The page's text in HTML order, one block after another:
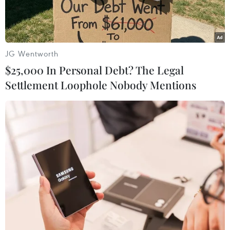
Jersey.
Trụ sở Samsung Electronics tại Seoul, Hàn Quốc. (Ảnh:
Yonhap/TTXVN)
Samsung Electronics xác nhận sẽ chuyển trụ sở
chính tại Mỹ từ thành phố Englewood Cliffs,
JG Wentworth
$25,000 In Personal Debt? The Legal
Settlement Loophole Nobody Mentions